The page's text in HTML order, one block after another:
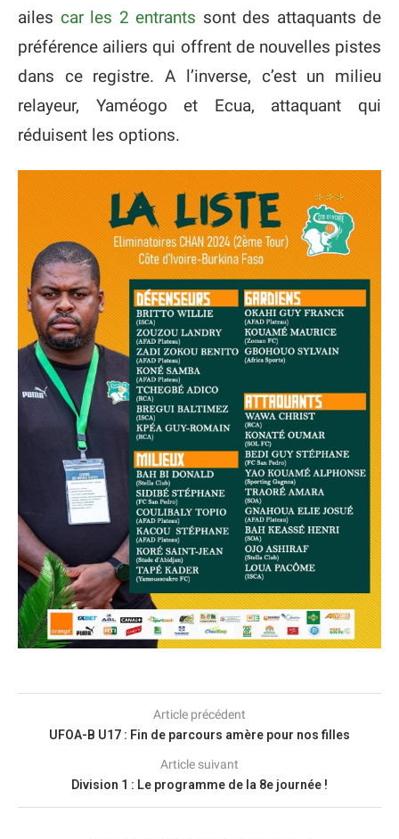
ailes car les 2 entrants sont des attaquants de
préférence ailiers qui offrent de nouvelles pistes
dans ce registre. A l’inverse, c’est un milieu
relayeur, Yaméogo et Ecua, attaquant qui
réduisent les options.
Article précédent
UFOA-B U17 : Fin de parcours amère pour nos filles
Article suivant
Division 1 : Le programme de la 8e journée !